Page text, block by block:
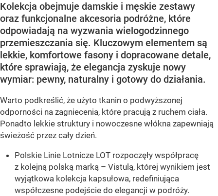
Kolekcja obejmuje damskie i męskie zestawy
oraz funkcjonalne akcesoria podróżne, które
odpowiadają na wyzwania wielogodzinnego
przemieszczania się. Kluczowym elementem są
lekkie, komfortowe fasony i dopracowane detale,
które sprawiają, że elegancja zyskuje nowy
wymiar: pewny, naturalny i gotowy do działania.
Warto podkreślić, że użyto tkanin o podwyższonej
odporności na zagniecenia, które pracują z ruchem ciała.
Ponadto lekkie struktury i nowoczesne włókna zapewniają
świeżość przez cały dzień.
Polskie Linie Lotnicze LOT rozpoczęły współpracę
z kolejną polską marką – Vistulą, której wynikiem jest
wyjątkowa kolekcja kapsułowa, redefiniująca
współczesne podejście do elegancji w podróży.